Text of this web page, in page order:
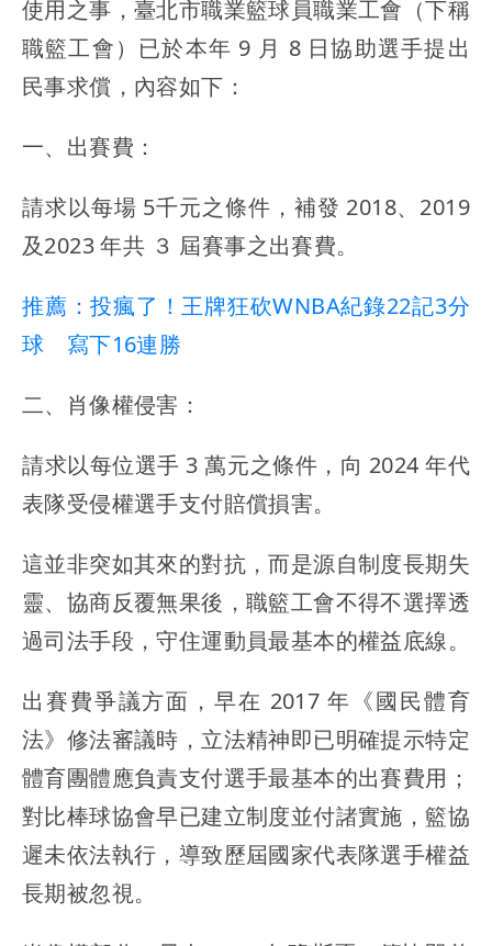
使用之事，臺北市職業籃球員職業工會（下稱
職籃工會）已於本年 9 月 8 日協助選手提出
民事求償，內容如下：
一、出賽費：
請求以每場 5千元之條件，補發 2018、2019
及2023 年共 ３ 屆賽事之出賽費。
推薦：投瘋了！王牌狂砍WNBA紀錄22記3分
球 寫下16連勝
二、肖像權侵害：
請求以每位選手 3 萬元之條件，向 2024 年代
表隊受侵權選手支付賠償損害。
這並非突如其來的對抗，而是源自制度長期失
靈、協商反覆無果後，職籃工會不得不選擇透
過司法手段，守住運動員最基本的權益底線。
出賽費爭議方面，早在 2017 年《國民體育
法》修法審議時，立法精神即已明確提示特定
體育團體應負責支付選手最基本的出賽費用；
對比棒球協會早已建立制度並付諸實施，籃協
遲未依法執行，導致歷屆國家代表隊選手權益
長期被忽視。